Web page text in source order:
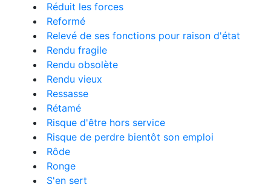
Réduit les forces
Reformé
Relevé de ses fonctions pour raison d'état
Rendu fragile
Rendu obsolète
Rendu vieux
Ressasse
Rétamé
Risque d'être hors service
Risque de perdre bientôt son emploi
Rôde
Ronge
S'en sert